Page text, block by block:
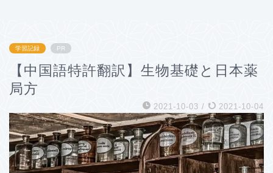
学習記録 PR
【中国語特許翻訳】生物基礎と日本薬
局方
2021-10-03 / 2021-10-04